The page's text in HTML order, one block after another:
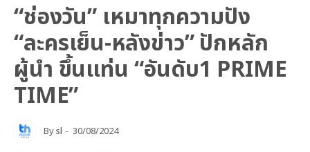
“ช่องวัน” เหมาทุกความปัง
“ละครเย็น-หลังข่าว” ปักหลัก
ผู้นำ ขึ้นแท่น “อันดับ1 PRIME
TIME”
Bysl 30/08/2024